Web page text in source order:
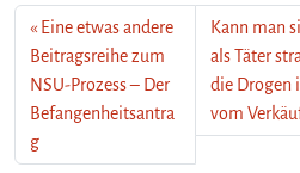
N
ö
t
i
g
u
Eine etwas andere
Beitragsreihe zum
NSU-Prozess – Der
Befangenheitsantra
g
Kann man
als Täter
die Drogen
vom